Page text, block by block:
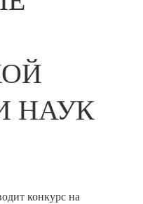
НАУК
конкурс на